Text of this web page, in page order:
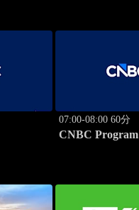
07:00-08:00 60分
CNBC Program